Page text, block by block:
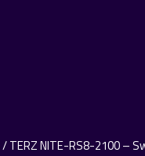
/ TERZ NITE-RS8-2100 –